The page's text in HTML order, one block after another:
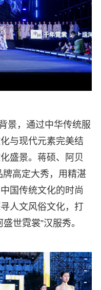
景，通过中华传统服
与现代元素完美结
盛景。蒋硕、阿贝
高定大秀，用精湛
国传统文化的时尚
人文风俗文化，打
世霓裳”汉服秀。